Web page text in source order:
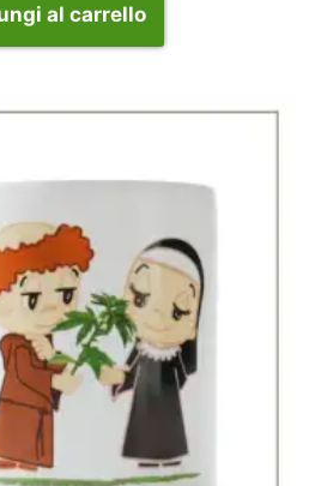
al carrello